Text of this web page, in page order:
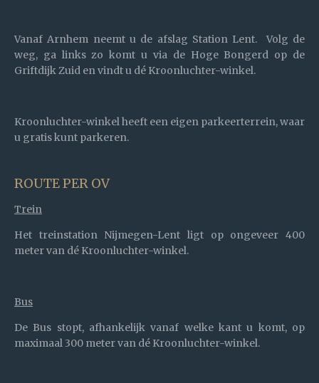
Vanaf Arnhem neemt u de afslag Station Lent. Volg de
weg, ga links zo komt u via de Hoge Bongerd op de
Griftdijk Zuid en vindt u dé Kroonluchter-winkel.
Kroonluchter-winkel heeft een eigen parkeerterrein, waar
u gratis kunt parkeren.
ROUTE PER OV
Trein
Het treinstation Nijmegen-Lent ligt op ongeveer 400
meter van dé Kroonluchter-winkel.
Bus
De Bus stopt, afhankelijk vanaf welke kant u komt, op
maximaal 300 meter van dé Kroonluchter-winkel.